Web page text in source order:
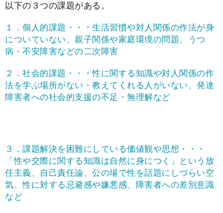
以下の３つの課題がある。
１．個人的課題・・・生活習慣や対人関係の作法が身
についていない、親子関係や家庭環境の問題、うつ
病・不安障害などの二次障害
２．社会的課題・・・性に関する知識や対人関係の作
法を学ぶ場所がない・教えてくれる人がいない、発達
障害者への社会的支援の不足・無理解など
３．課題解決を困難にしている価値観や思想・・・
「性や交際に関する知識は自然に身につく」という放
任主義、自己責任論、公の場で性を話題にしづらい空
気、性に対する忌避感や嫌悪感、障害者への差別意識
など